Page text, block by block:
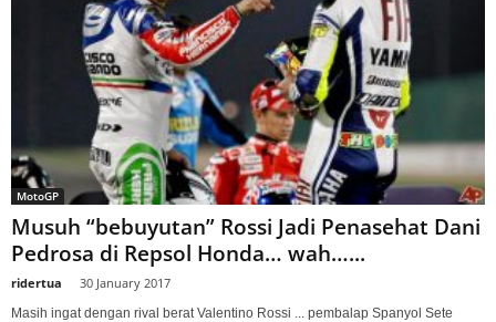
MotoGP
Musuh “bebuyutan” Rossi Jadi Penasehat Dani
Pedrosa di Repsol Honda… wah…...
ridertua 30 January 2017
Masih ingat dengan rival berat Valentino Rossi ... pembalap Spanyol Sete